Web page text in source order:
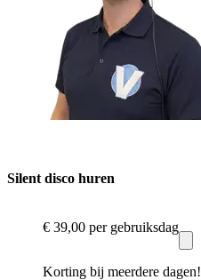
Silent disco huren
€ 39,00 per gebruiksdag
Korting bij meerdere dagen!